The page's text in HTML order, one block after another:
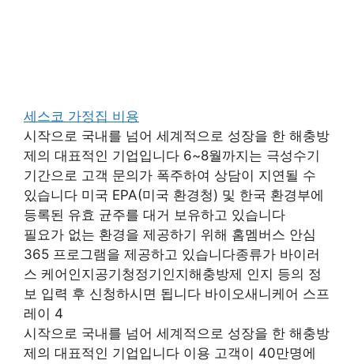
세스코 가정집 비용
시작으로 국내를 넘어 세계적으로 성장을 한 해충방
제의 대표적인 기업입니다 6~8월까지는 극성수기
기간으로 고객 문의가 폭주하여 상담이 지연될 수
있습니다 미국 EPA(미국 환경청) 및 한국 환경부에
등록된 유효 균주를 대거 보유하고 있습니다
필요가 없는 환경을 제공하기 위해 홈멤버스 안심
365 프로그램을 제공하고 있습니다종류가 바이러
스 케어인지공기청정기인지해충방제 인지 등의 정
보 입력 후 신청하시면 됩니다 바이오새니케어 스프
레이 4
시작으로 국내를 넘어 세계적으로 성장을 한 해충방
제의 대표적인 기업입니다 이용 고객이 40만명에